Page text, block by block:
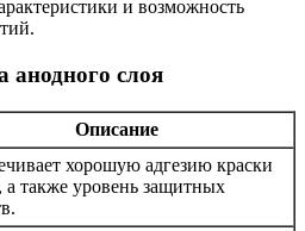
и возможность
анодного слоя
Описание
хорошую адгезию краски
а также уровень защитных